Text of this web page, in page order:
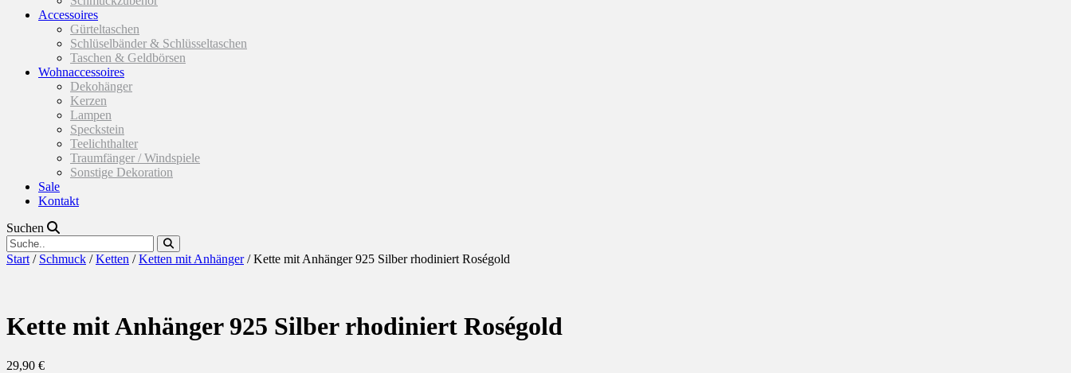
Accessoires
Gürteltaschen
Schlüselbänder & Schlüsseltaschen
Taschen & Geldbörsen
Wohnaccessoires
Dekohänger
Kerzen
Lampen
Speckstein
Teelichthalter
Traumfänger / Windspiele
Sonstige Dekoration
Sale
Kontakt
Suchen
Start / Schmuck /Ketten /Ketten mit Anhänger/ Kette mit Anhänger 925 Silber rhodiniert Roségold
Kette mit Anhänger 925 Silber rhodiniert Roségold
29,90 €